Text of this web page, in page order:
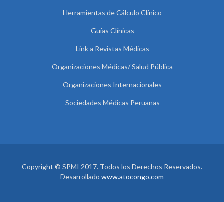
Herramientas de Cálculo Clínico
Guías Clínicas
Link a Revistas Médicas
Organizaciones Médicas/ Salud Pública
Organizaciones Internacionales
Sociedades Médicas Peruanas
Copyright © SPMI 2017. Todos los Derechos Reservados.
Desarrollado www.atocongo.com